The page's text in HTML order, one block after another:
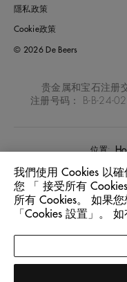
隱私政策
Cookie政策
© 2026 De Beers
贵金属和宝石注册
注册号码： B-B-24-
位置:
語
我們使用 Cookies 以
您 「 接受所有
所有 Cookies。 如果
「Cookies 設置」。